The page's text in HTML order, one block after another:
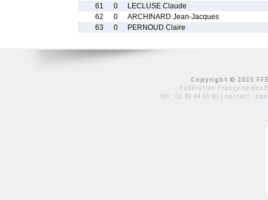
61
0
LECLUSE Claude
62
0
ARCHINARD Jean-Jacques
63
0 PERNOUD Claire
Copyright © 2015
Fédération Française des
tél : 01 39 44 65 80 | contact :